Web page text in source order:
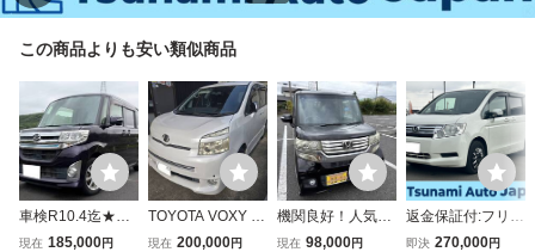
この商品よりも安い類似商品
車検R10.4迄★タ
ーボ★フリップダ
現在 185,000円
TOYOTA VOXY ヴ
ォクシー ZS煌II 両
現在 200,000円
機関良好！人気の
ブラック！両側パ
現在 98,000円
返金保証付:フリッ
プダウンモニター/
即決 270,000円